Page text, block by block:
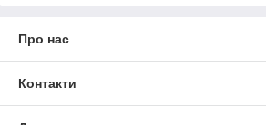
Про нас
Контакти